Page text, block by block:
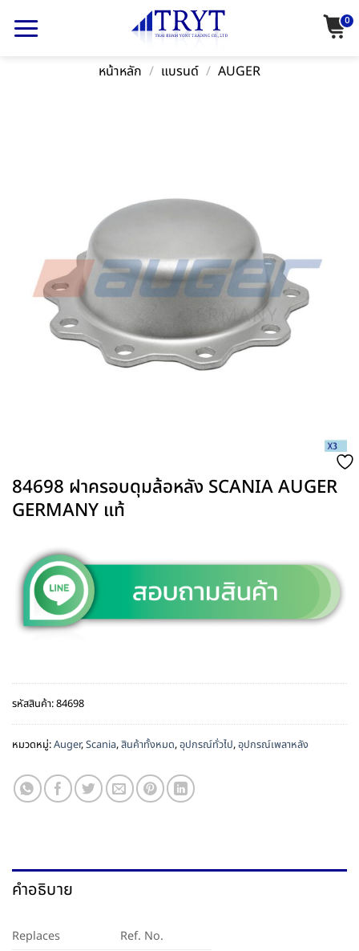
0
หน้าหลัก / แบรนด์ / AUGER
84698 ฝาครอบดุมล้อหลัง SCANIA AUGER
GERMANY แท้
รหัสสินค้า:84698
หมวดหมู่:Auger,Scania,สินค้าทั้งหมด,อุปกรณ์ทั่วไป,อุปกรณ์เพลาหลัง
คำอธิบาย
Replaces
Ref. No.